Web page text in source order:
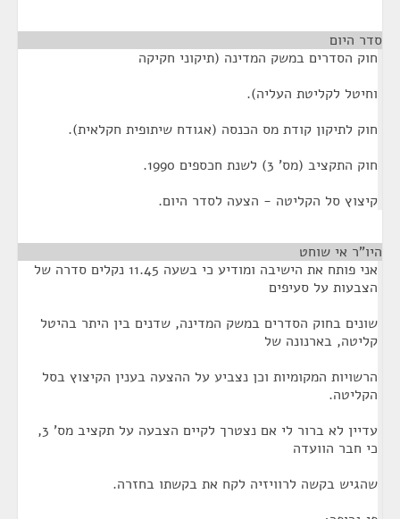
סדר היום
חוק הסדרים במשק המדינה (תיקוני חקיקה
וחיטל לקליטת העליה).
חוק לתיקון קודת מס הכנסה (אגודח שיתופית חקלאית).
חוק התקציב (מס' 3) לשנת חכספים 1990.
קיצוץ סל הקליטה - הצעה לסדר היום.
היו"ר אי שוחט
אני פותח את הישיבה ומודיע כי בשעה 11.45 נקלים סדרה של
הצבעות על סעיפים
שונים בחוק הסדרים במשק המדינה, שדנים בין היתר בהיטל
קליטה, בארנונה של
הרשויות המקומיות וכן נצביע על ההצעה בענין הקיצוץ בסל
הקליטה.
עדיין לא ברור לי אם נצטרך לקיים הצבעה על תקציב מס' 3,
כי חבר הוועדה
שהגיש בקשה לרוויזיה לקח את בקשתו בחזרה.